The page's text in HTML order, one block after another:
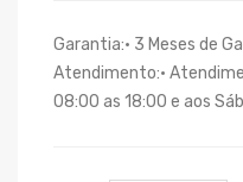
Garantia:• 3 Meses de
Atendimento:•
08:00 as 18:00 e aos